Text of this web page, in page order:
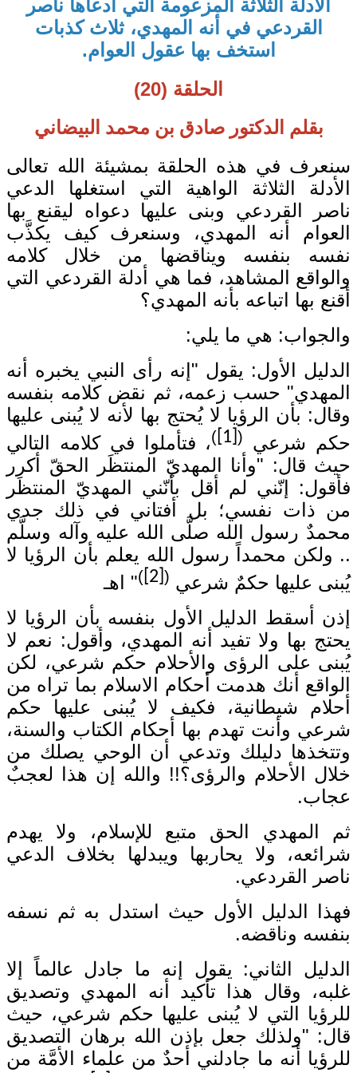
الأدلة الثلاثة المزعومة التي ادعاها ناصر
القردعي في أنه المهدي، ثلاث كذبات
استخف بها عقول العوام.
الحلقة (20)
بقلم الدكتور صادق بن محمد البيضاني
سنعرف في هذه الحلقة بمشيئة الله تعالى
الأدلة الثلاثة الواهية التي استغلها الدعي
ناصر القردعي وبنى عليها دعواه ليقنع بها
العوام أنه المهدي، وسنعرف كيف يكذَّب
نفسه بنفسه ويناقضها من خلال كلامه
والواقع المشاهد، فما هي أدلة القردعي التي
أقنع بها اتباعه بأنه المهدي؟
والجواب: هي ما يلي:
الدليل الأول: يقول "إنه رأى النبي يخبره أنه
المهدي" حسب زعمه، ثم نقض كلامه بنفسه
وقال: بأن الرؤيا لا يُحتج بها لأنه لا يُبنى عليها
حكم شرعي
(
[1]
)، فتأملوا في كلامه التالي
حيث قال: "وأنا المهديّ المنتظَر الحقّ أكرر
فأقول: إنّني لم أقل بأنّني المهديّ المنتظَر
من ذات نفسي؛ بل أفتاني في ذلك جدي
محمدٌ رسول الله صلَّى الله عليه وآله وسلَّم
.. ولكن محمداً رسول الله يعلم بأن الرؤيا لا
يُبنى عليها حكمٌ شرعي (
)" اهـ
إذن أسقط الدليل الأول بنفسه بأن الرؤيا لا
يحتج بها ولا تفيد أنه المهدي، وأقول: نعم لا
يُبنى على الرؤى والأحلام حكم شرعي، لكن
الواقع أنك هدمت أحكام الاسلام بما تراه من
أحلام شيطانية، فكيف لا يُبنى عليها حكم
شرعي وأنت تهدم بها أحكام الكتاب والسنة،
وتتخذها دليلك وتدعي أن الوحي يصلك من
خلال الأحلام والرؤى؟!! والله إن هذا لعجبٌ
عجاب.
ثم المهدي الحق متبع للإسلام، ولا يهدم
شرائعه، ولا يحاربها ويبدلها بخلاف الدعي
ناصر القردعي.
فهذا الدليل الأول حيث استدل به ثم نسفه
بنفسه وناقضه.
الدليل الثاني: يقول إنه ما جادل عالماً إلا
غلبه، وقال هذا تأكيد أنه المهدي وتصديق
للرؤيا التي لا يُبنى عليها حكم شرعي، حيث
قال: "ولذلك جعل بإذن الله برهان التصديق
للرؤيا أنه ما جادلني أحدٌ من علماء الأمَّة من